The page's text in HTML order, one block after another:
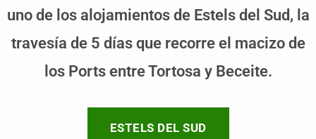
uno de los alojamientos de Estels del Sud, la
travesía de 5 días que recorre el macizo de
los Ports entre Tortosa y Beceite.
ESTELS DEL SUD